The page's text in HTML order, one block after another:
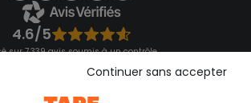
4.6/5
sur 7 339 avis soumis à un contrôle
Consulter les CGUContinuer sans accepter